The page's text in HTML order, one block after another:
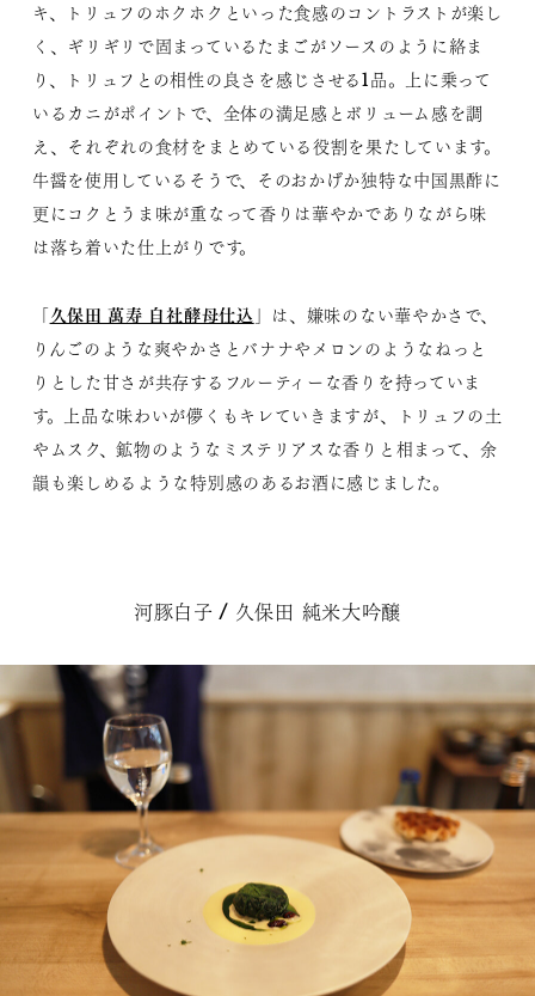
キ、トリュフのホクホクといった食感のコントラストが楽し
く、ギリギリで固まっているたまごがソースのように絡ま
り、トリュフとの相性の良さを感じさせる1品。上に乗って
いるカニがポイントで、全体の満足感とボリューム感を調
え、それぞれの食材をまとめている役割を果たしています。
牛醤を使用しているそうで、そのおかげか独特な中国黒酢に
更にコクとうま味が重なって香りは華やかでありながら味
は落ち着いた仕上がりです。
「久保田 萬寿 自社酵母仕込 」は、嫌味のない華やかさで、
りんごのような爽やかさとバナナやメロンのようなねっと
りとした甘さが共存するフルーティーな香りを持っていま
す。上品な味わいが儚くもキレていきますが、トリュフの土
やムスク、鉱物のようなミステリアスな香りと相まって、余
韻も楽しめるような特別感のあるお酒に感じました。
河豚白子 / 久保田 純米大吟醸